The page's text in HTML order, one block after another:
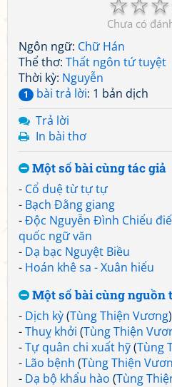
Chưa có
Ngôn ngữ: Chữ Hán
Thể thơ: Thất ngôn tứ tuyệt
Thời kỳ: Nguyễn
1 bài trả lời: 1 bản dịch
Trả lời
In bài thơ
Một số bài cùng tác giả
- Cổ duệ từ tự tự
- Bạch Đằng giang
-Độc Nguyễn Đình Chiểu
quốc ngữ văn
- Dạ bạc Nguyệt Biều
- Hoán khê sa - Xuân hiểu
Một số bài cùng nguồn
- Dịch kỳ(Tùng Thiện Vương)
-Thuỵ khởi (Tùng Thiện
-Tự quân chi xuất hỹ(Tùng
- Lão bệnh (Tùng Thiện
- Dạ bộ khẩu hào (Tùng